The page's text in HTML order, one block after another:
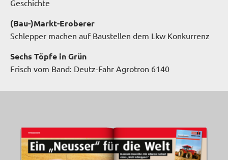
Geschichte
(Bau-)Markt-Eroberer
Schlepper machen auf Baustellen dem Lkw Konkurrenz
Sechs Töpfe in Grün
Frisch vom Band: Deutz-Fahr Agrotron 6140